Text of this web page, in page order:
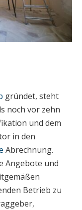
gründet, steht
noch vor zehn
und dem
in den
Abrechnung.
Angebote und
Betrieb zu